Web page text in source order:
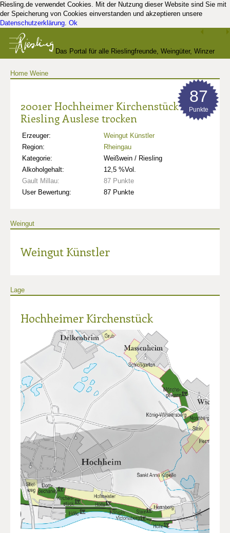
Riesling.de verwendet Cookies. Mit der Nutzung dieser Website sind Sie mit
der Speicherung von Cookies einverstanden und akzeptieren unsere
Datenschutzerklärung. Ok
Das Portal für alle Rieslingfreunde, Weingüter, Winzer
Home Weine
2001er Hochheimer Kirchenstück
Riesling Auslese trocken
Erzeuger:
Weingut Künstler
Region:
Rheingau
Kategorie:
Weißwein / Riesling
Alkoholgehalt:
12,5 %Vol.
Gault Millau:
87 Punkte
User Bewertung:
87 Punkte
87
Punkte
Weingut
Weingut Künstler
Lage
Hochheimer Kirchenstück